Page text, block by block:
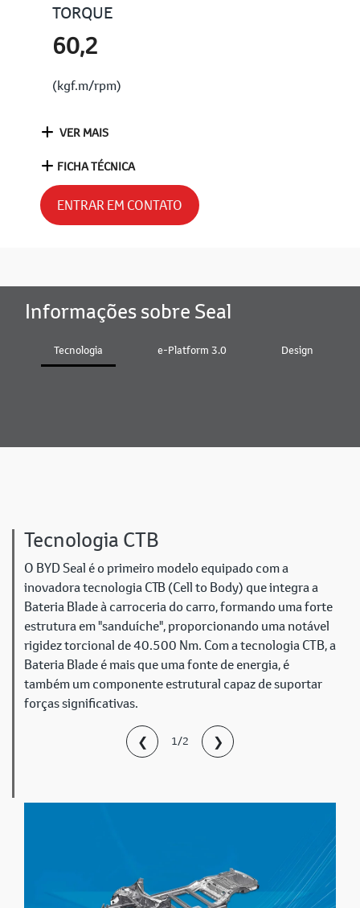
TORQUE
60,2
(kgf.m/rpm)
VER MAIS
FICHA TÉCNICA
ENTRAR EM CONTATO
Informações sobre Seal
Tecnologia e-Platform 3.0 Design
Tecnologia CTB
O BYD Seal é o primeiro modelo equipado com a
inovadora tecnologia СТВ (Cell to Body) que integra a
Bateria Blade à carroceria do carro, formando uma forte
estrutura em "sanduíche", proporcionando uma notável
rigidez torcional de 40.500 Nm. Com a tecnologia CTB, a
Bateria Blade é mais que uma fonte de energia, é
também um componente estrutural capaz de suportar
forças significativas.
❮ 1/2 ❯